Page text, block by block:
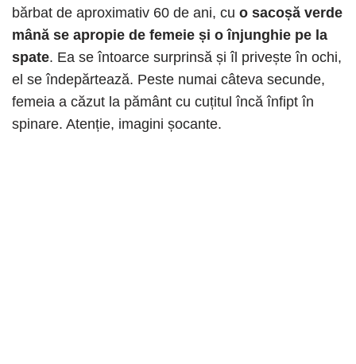
bărbat de aproximativ 60 de ani, cu o sacoșă verde
mână se apropie de femeie și o înjunghie pe la
spate. Ea se întoarce surprinsă și îl privește în ochi,
el se îndepărtează. Peste numai câteva secunde,
femeia a căzut la pământ cu cuțitul încă înfipt în
spinare. Atenție, imagini șocante.